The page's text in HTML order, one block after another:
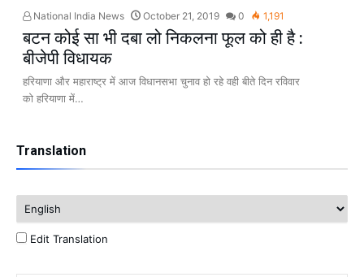
National India News October 21, 2019 0 1,191
बटन कोई सा भी दबा लो निकलना फूल को ही है :
बीजेपी विधायक
हरियाणा और महाराष्ट्र में आज विधानसभा चुनाव हो रहे वही बीते दिन रविवार
को हरियाणा में…
Translation
Edit Translation